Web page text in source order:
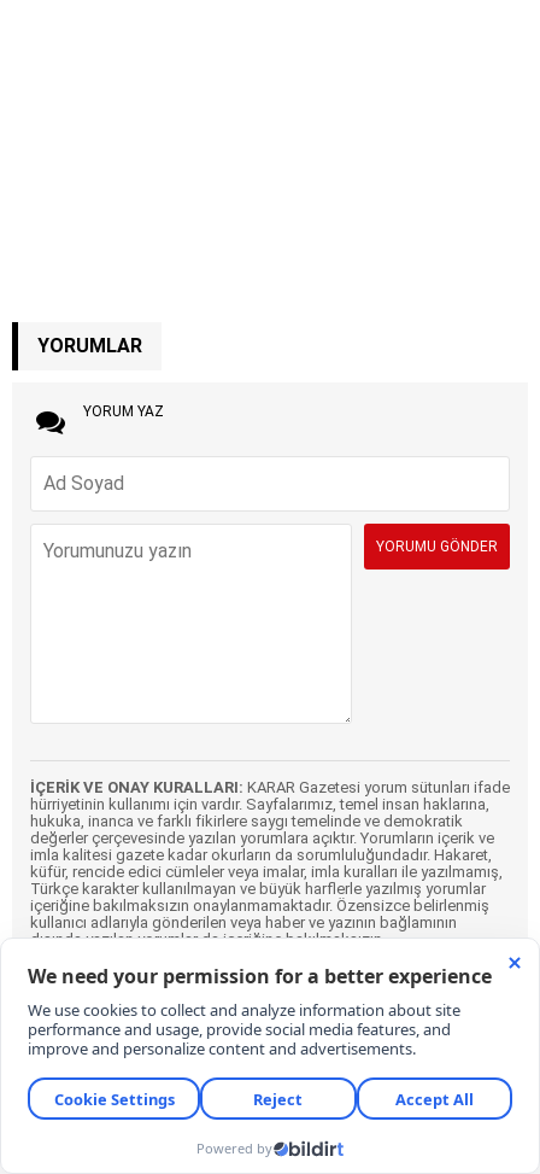
YORUMLAR
YORUM YAZ
İÇERİK VE ONAY KURALLARI: KARAR Gazetesi yorum sütunları ifade
hürriyetinin kullanımı için vardır. Sayfalarımız, temel insan haklarına,
hukuka, inanca ve farklı fikirlere saygı temelinde ve demokratik
değerler çerçevesinde yazılan yorumlara açıktır. Yorumların içerik ve
imla kalitesi gazete kadar okurların da sorumluluğundadır. Hakaret,
küfür, rencide edici cümleler veya imalar, imla kuralları ile yazılmamış,
Türkçe karakter kullanılmayan ve büyük harflerle yazılmış yorumlar
içeriğine bakılmaksızın onaylanmamaktadır. Özensizce belirlenmiş
kullanıcı adlarıyla gönderilen veya haber ve yazının bağlamının
dışında yazılan yorumlar da içeriğine bakılmaksızın